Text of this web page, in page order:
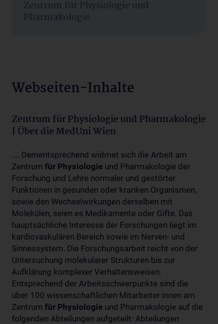
Zentrum für Physiologie und
Pharmakologie
Webseiten-Inhalte
Zentrum für Physiologie und Pharmakologie
| Über die MedUni Wien
.... Dementsprechend widmet sich die Arbeit am
Zentrum für Physiologie und Pharmakologie der
Forschung und Lehre normaler und gestörter
Funktionen in gesunden oder kranken Organismen,
sowie den Wechselwirkungen derselben mit
Molekülen, seien es Medikamente oder Gifte. Das
hauptsächliche Interesse der Forschungen liegt im
kardiovaskulären Bereich sowie im Nerven- und
Sinnessystem. Die Forschungsarbeit reicht von der
Untersuchung molekularer Strukturen bis zur
Aufklärung komplexer Verhaltensweisen.
Entsprechend der Arbeitsschwerpunkte sind die
über 100 wissenschaftlichen Mitarbeiter:innen am
Zentrum für Physiologie und Pharmakologie auf die
folgenden Abteilungen aufgeteilt: Abteilungen